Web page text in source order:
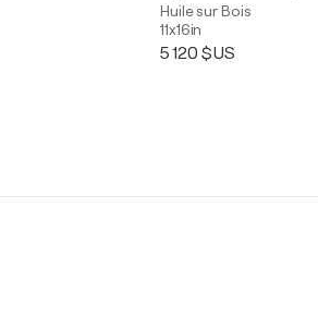
Huile sur Bois
11x16in
5 120 $US